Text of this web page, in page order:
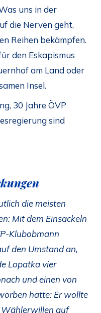
uns in der
die Nerven geht,
Reihen bekämpfen.
den Eskapismus
am Land oder
Insel.
30 Jahre ÖVP
sind
die meisten
Mit dem Einsackeln
Klubobmann
den Umstand an,
Lopatka vier
und einen von
hatte: Er wollte
Wählerwillen auf